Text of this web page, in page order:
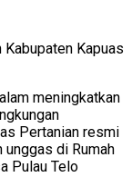
Kapuas
meningkatkan
Pertanian resmi
di Rumah
Pulau Telo